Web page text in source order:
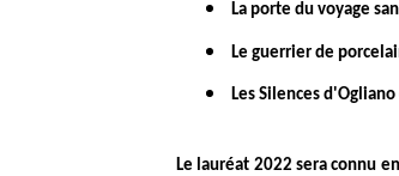
La porte du voyage
Le guerrier de
Les Silences
Le lauréat 2022 sera connu